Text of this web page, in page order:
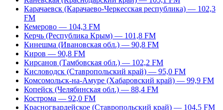
Карачаевск (Карачаево-Черкесская республика) — 102,3
FM
Кемерово — 104,3 FM
Керчь (Республика Крым) — 101,8 FM
Кинешма (Ивановская обл.) — 90,8 FM
Киров — 90,8 FM
Кирсанов (Тамбовская обл.) — 102,2 FM
Кисловодск (Ставропольский край) — 95,0 FM
Комсомольск-на-Амуре (Хабаровский край) — 99,9 FM
Копейск (Челябинская обл.) — 88,4 FM
Кострома — 92,0 FM
Красногвардейское (Ставропольский край) — 104,5 FM